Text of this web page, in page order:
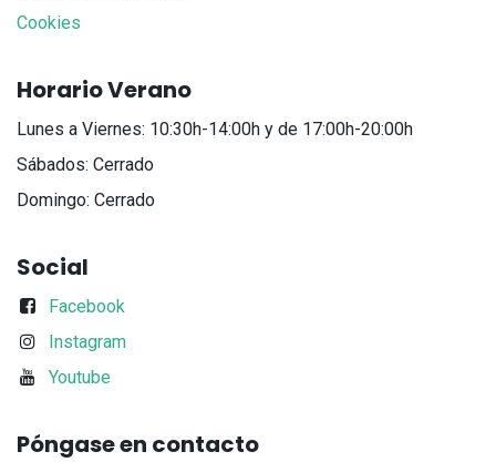
Cookies
Horario Verano
Lunes a Viernes: 10:30h-14:00h y de 17:00h-20:00h
Sábados: Cerrado
Domingo: Cerrado
Social
Facebook
Instagram
Youtube
Póngase en contacto